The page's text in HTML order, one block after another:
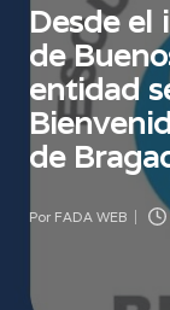
Desde el
de
entidad
de
Publicado
Por FADA WEB